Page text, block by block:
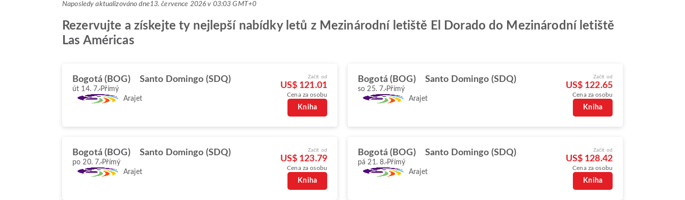
Naposledy aktualizováno dne13. července 2026 v 03:03 GMT+0
Rezervujte a získejte ty nejlepší nabídky letů z Mezinárodní letiště El Dorado do Mezinárodní letiště
Las Américas
Bogotá (BOG) Santo Domingo (SDQ)
út 14. 7. Přímý
Arajet
Začít od
US$ 121.01
Cena za osobu
Kniha
Bogotá (BOG) Santo Domingo (SDQ)
so 25. 7. Přímý
Arajet
Začít od
US$ 122.65
Cena za osobu
Kniha
Bogotá (BOG) Santo Domingo (SDQ)
po 20. 7. Přímý
Arajet
Začít od
US$ 123.79
Cena za osobu
Kniha
Bogotá (BOG) Santo Domingo (SDQ)
pá 21. 8. Přímý
Arajet
Začít od
US$ 128.42
Cena za osobu
Kniha